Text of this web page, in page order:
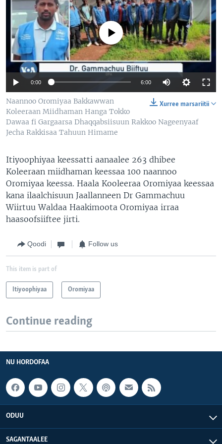
No media source currently available
0:00 6:00
Xurree marsariitii
Naannoo Oromiyaa Bakkawwan
Koleeraan Miidhaman Hanga Tokko
Dawaa fi Gargaarsa Dhaqqabsiisuun Rakkoo Nageenyaaf
Jecha Rakkisaa Tahuun Himame
Itiyoophiyaa keessatti aanaalee 263 dhibee
Koleeraan miidhaman keessaa 100 naannoo
Oromiyaa keessa. Haala Kooleeraa Oromiyaa keessaa
kana ilaalchisuun Jaallanneen Dr Gammachuu
Wiirtuu Waldaa Haakimoota Oromiyaa irraa
haasoofsiiftee jirti.
Qoodi Follow us
This item is part of
Itiyoophiyaa Oromiyaa
Continue reading
NU HORDOFAA
ODUU
SAGANTAALEE